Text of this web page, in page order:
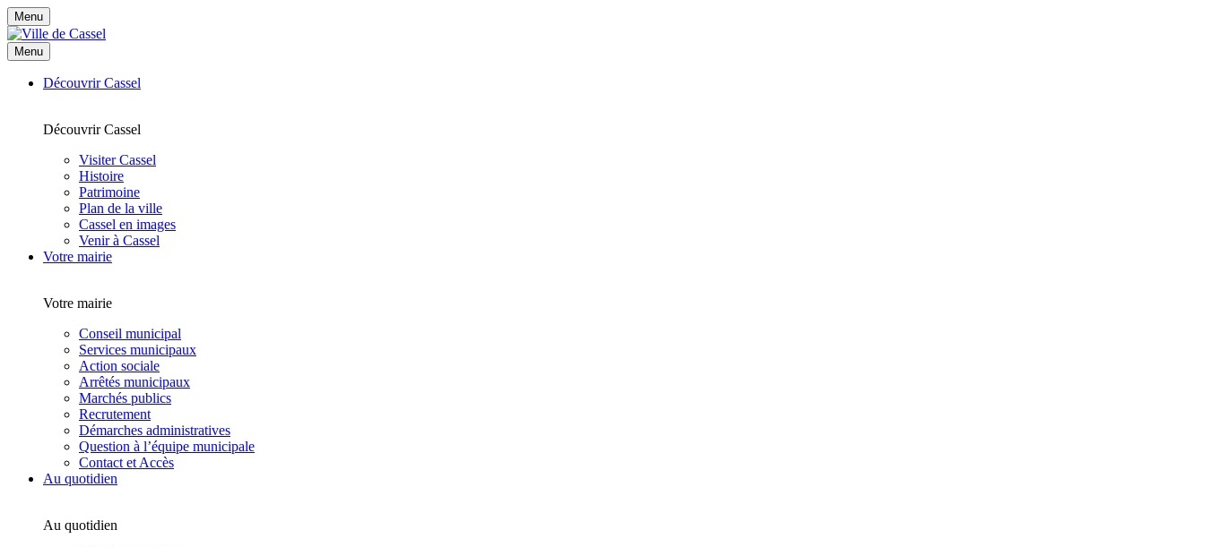
Menu
Menu
Découvrir Cassel
Découvrir Cassel
Visiter Cassel
Histoire
Patrimoine
Plan de la ville
Cassel en images
Venir à Cassel
Votre mairie
Votre mairie
Conseil municipal
Services municipaux
Action sociale
Arrêtés municipaux
Marchés publics
Recrutement
Démarches administratives
Question à l’équipe municipale
Contact et Accès
Au quotidien
Au quotidien